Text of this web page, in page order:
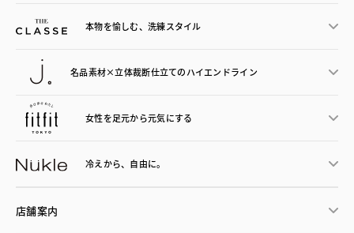
本物を愉しむ、洗練スタイル
名品素材×立体裁断仕立てのハイエンドライン
女性を足元から元気にする
冷えから、 自由に。
店舗案内